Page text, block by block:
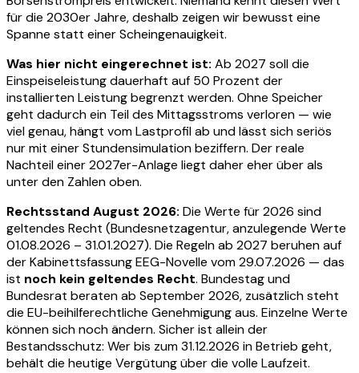
für die 2030er Jahre, deshalb zeigen wir bewusst eine
Spanne statt einer Scheingenauigkeit.
Was hier nicht eingerechnet ist: Ab 2027 soll die
Einspeiseleistung dauerhaft auf 50 Prozent der
installierten Leistung begrenzt werden. Ohne Speicher
geht dadurch ein Teil des Mittagsstroms verloren — wie
viel genau, hängt vom Lastprofil ab und lässt sich seriös
nur mit einer Stundensimulation beziffern. Der reale
Nachteil einer 2027er-Anlage liegt daher eher über als
unter den Zahlen oben.
Rechtsstand August 2026: Die Werte für 2026 sind
geltendes Recht (Bundesnetzagentur, anzulegende Werte
01.08.2026 – 31.01.2027). Die Regeln ab 2027 beruhen auf
derKabinettsfassung EEG-Novelle vom 29.07.2026 — das
ist noch kein geltendes Recht. Bundestag und
Bundesrat beraten ab September 2026, zusätzlich steht
die EU-beihilferechtliche Genehmigung aus. Einzelne Werte
können sich noch ändern. Sicher ist allein der
Bestandsschutz: Wer bis zum 31.12.2026 in Betrieb geht,
behält die heutige Vergütung über die volle Laufzeit.